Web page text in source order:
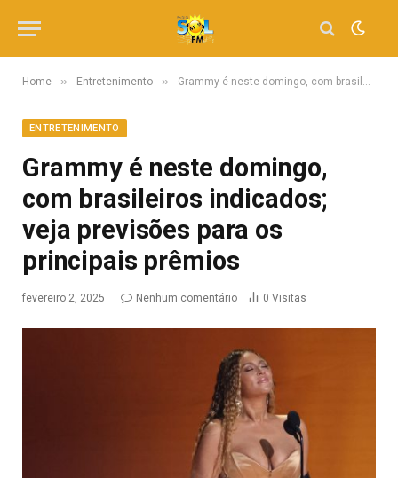
Home » Entretenimento » Grammy é neste domingo, com brasileiros indicados; veja previsões para os principais prêmios
ENTRETENIMENTO
Grammy é neste domingo,
com brasileiros indicados;
veja previsões para os
principais prêmios
fevereiro 2, 2025 Nenhum comentário 0 Visitas